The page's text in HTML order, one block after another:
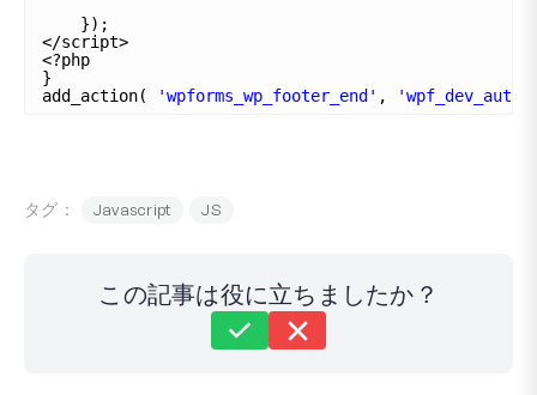
});
</script>
<?php
}
add_action(
'wpforms_wp_footer_end' ,
タグ： Javascript JS
この記事は役に立ちましたか？